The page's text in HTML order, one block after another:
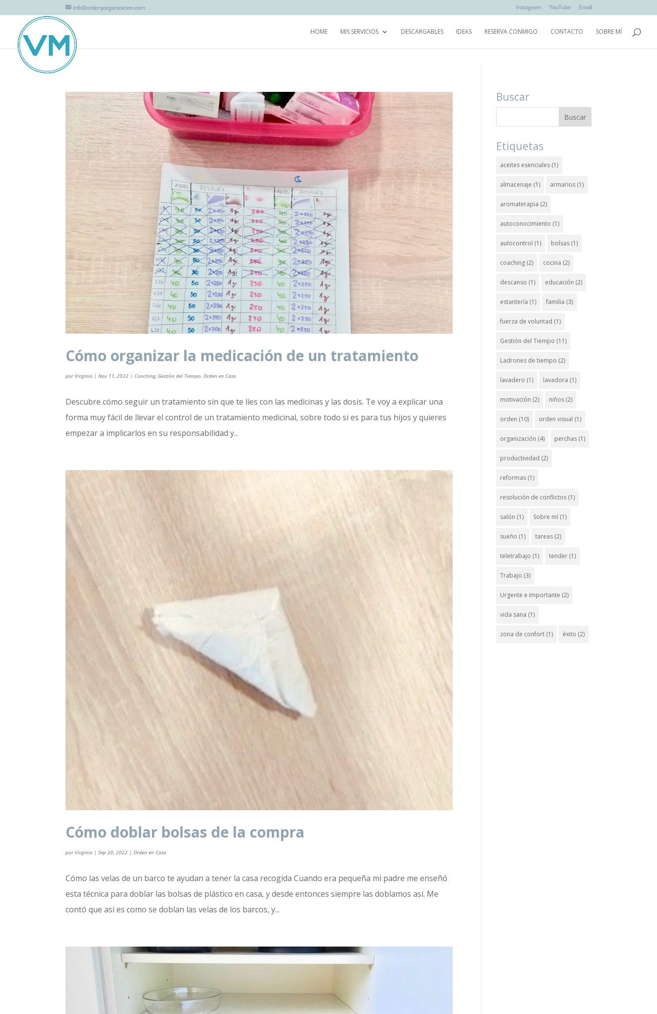
info@ordenyorganizacion.com Instagram YouTube Email
HOME MIS SERVICIOS DESCARGABLES IDEAS RESERVA CONMIGO CONTACTO SOBRE MÍ
Cómo organizar la medicación de un tratamiento
por Virginia |Nov 11, 2022 |Coaching,Gestión del Tiempo ,Orden en Casa
Descubre cómo seguir un tratamiento sin que te líes con las medicinas y las dosis. Te voy a explicar una
forma muy fácil de llevar el control de un tratamiento medicinal, sobre todo si es para tus hijos y quieres
empezar a implicarlos en su responsabilidad y...
Cómo doblar bolsas de la compra
por Virginia |Sep 20, 2022 |Orden en Casa
Cómo las velas de un barco te ayudan a tener la casa recogida Cuando era pequeña mi padre me enseñó
esta técnica para doblar las bolsas de plástico en casa, y desde entonces siempre las doblamos así. Me
contó que así es como se doblan las velas de los barcos, y...
Buscar
Etiquetas
aceites esenciales (1)
almacenaje (1) armarios (1)
aromaterapia (2)
autoconocimiento (1)
autocontrol (1) bolsas (1)
coaching (2) cocina (2)
descanso (1) educación (2)
estantería (1) familia (3)
fuerza de voluntad (1)
Gestión del Tiempo (11)
Ladrones de tiempo (2)
lavadero (1) lavadora (1)
motivación (2) niños (2)
orden (10) orden visual (1)
organización (4) perchas (1)
productividad (2)
reformas (1)
resolución de conflictos (1)
salón (1) Sobre mí (1)
sueño (1) tareas (2)
teletrabajo (1) tender (1)
Trabajo (3)
Urgente e importante (2)
vida sana (1)
zona de confort (1) éxito (2)